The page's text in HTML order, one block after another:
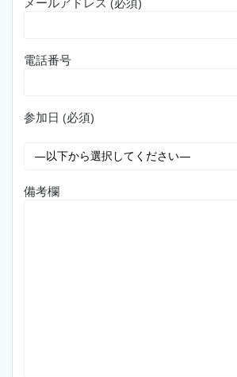
電話番号
参加日 (必須)
備考欄